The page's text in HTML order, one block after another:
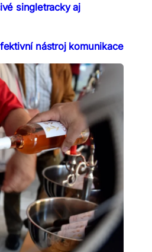
singletracky aj
nástroj komunikace